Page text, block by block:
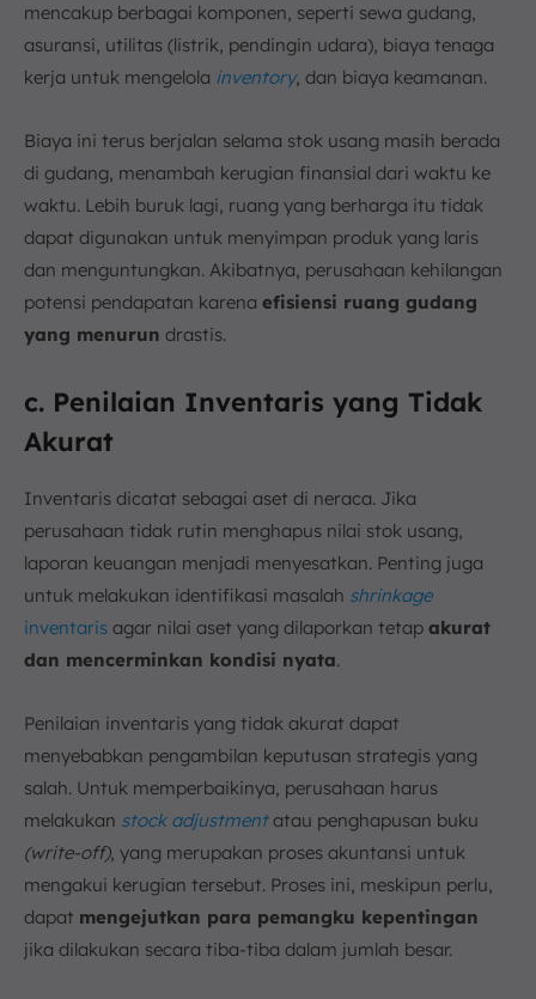
mencakup berbagai komponen, seperti sewa gudang,
asuransi, utilitas (listrik, pendingin udara), biaya tenaga
kerja untuk mengelola inventory, dan biaya keamanan.
Biaya ini terus berjalan selama stok usang masih berada
di gudang, menambah kerugian finansial dari waktu ke
waktu. Lebih buruk lagi, ruang yang berharga itu tidak
dapat digunakan untuk menyimpan produk yang laris
dan menguntungkan. Akibatnya, perusahaan kehilangan
potensi pendapatan karena efisiensi ruang gudang
yang menurun drastis.
c. Penilaian Inventaris yang Tidak
Akurat
Inventaris dicatat sebagai aset di neraca. Jika
perusahaan tidak rutin menghapus nilai stok usang,
laporan keuangan menjadi menyesatkan. Penting juga
untuk melakukan identifikasi masalah shrinkage
inventaris agar nilai aset yang dilaporkan tetap akurat
dan mencerminkan kondisi nyata.
Penilaian inventaris yang tidak akurat dapat
menyebabkan pengambilan keputusan strategis yang
salah. Untuk memperbaikinya, perusahaan harus
melakukan stock adjustmentatau penghapusan buku
(write-off), yang merupakan proses akuntansi untuk
mengakui kerugian tersebut. Proses ini, meskipun perlu,
dapat mengejutkan para pemangku kepentingan
jika dilakukan secara tiba-tiba dalam jumlah besar.